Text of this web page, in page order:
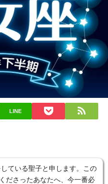
LINE
ている聖子と申します。この
ださったあなたへ、今一番必